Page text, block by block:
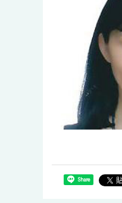
Share